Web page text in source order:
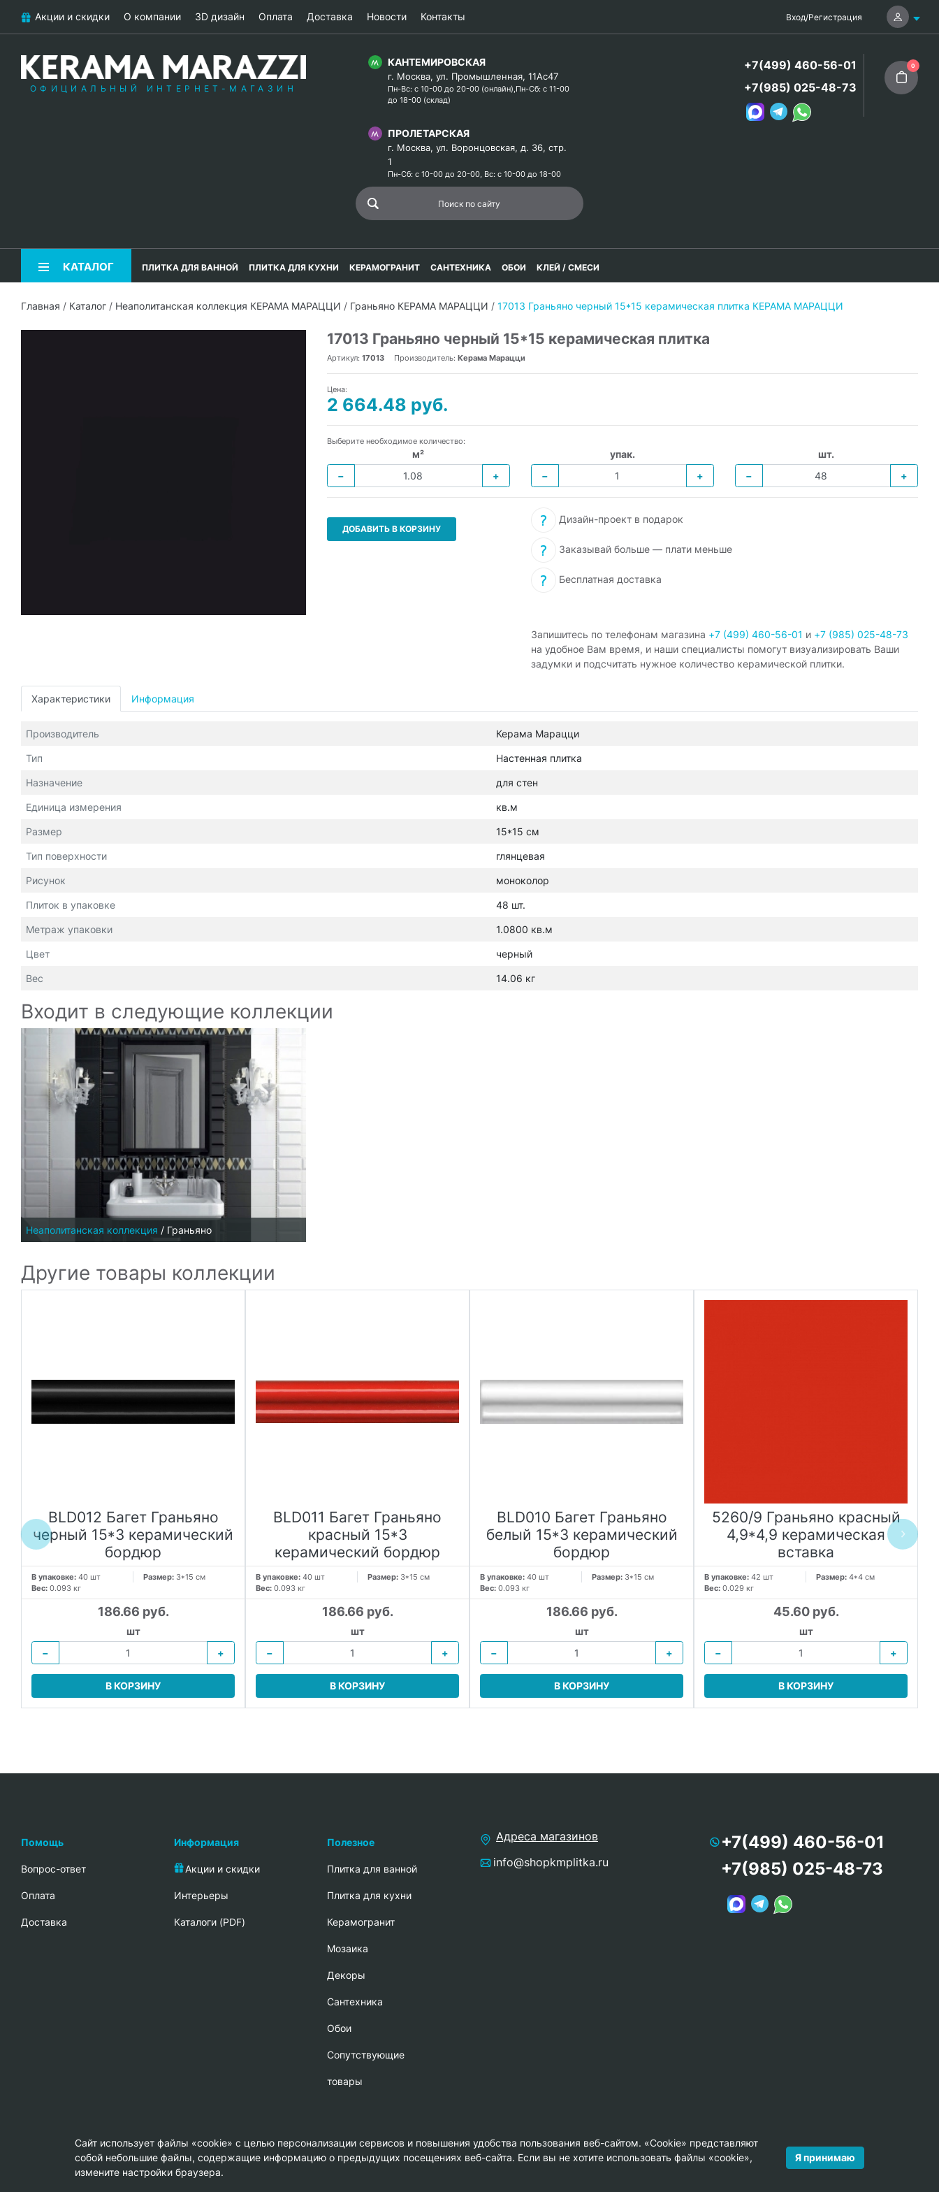
Акции и скидки О компании 3D дизайн Оплата Доставка Новости Контакты Вход/Регистрация
ОФИЦИАЛЬНЫЙ ИНТЕРНЕТ-МАГАЗИН
КАНТЕМИРОВСКАЯ
г. Москва, ул. Промышленная, 11Ас47
Пн-Вс: с 10-00 до 20-00 (онлайн),Пн-Сб: с 11-00
до 18-00 (склад)
ПРОЛЕТАРСКАЯ
г. Москва, ул. Воронцовская, д. 36, стр.
1
Пн-Сб: с 10-00 до 20-00, Вс: с 10-00 до 18-00
+7(499) 460-56-01
+7(985) 025-48-73
0
КАТАЛОГ ПЛИТКА ДЛЯ ВАННОЙ ПЛИТКА ДЛЯ КУХНИ КЕРАМОГРАНИТ САНТЕХНИКА ОБОИ КЛЕЙ / СМЕСИ
Главная / Каталог / Неаполитанская коллекция КЕРАМА МАРАЦЦИ / Граньяно КЕРАМА МАРАЦЦИ / 17013 Граньяно черный 15*15 керамическая плитка КЕРАМА МАРАЦЦИ
17013 Граньяно черный 15*15 керамическая плитка
Артикул: 17013 Производитель: Керама Марацци
Цена:
2 664.48 руб.
Выберите необходимое количество:
м²
−
+
упак.
−
+
шт.
−
+
ДОБАВИТЬ В КОРЗИНУ
Дизайн-проект в подарок
Заказывай больше — плати меньше
Бесплатная доставка
Запишитесь по телефонам магазина +7 (499) 460-56-01 и +7 (985) 025-48-73
на удобное Вам время, и наши специалисты помогут визуализировать Ваши
задумки и подсчитать нужное количество керамической плитки.
Характеристики Информация
Производитель Керама Марацци
Тип Настенная плитка
Назначение для стен
Единица измерения кв.м
Размер 15*15 см
Тип поверхности глянцевая
Рисунок моноколор
Плиток в упаковке 48 шт.
Метраж упаковки 1.0800 кв.м
Цвет черный
Вес 14.06 кг
Входит в следующие коллекции
Неаполитанская коллекция / Граньяно
Другие товары коллекции
BLD012 Багет Граньяно
черный 15*3 керамический
бордюр
В упаковке: 40 шт Размер: 3*15 см
Вес: 0.093 кг
186.66 руб.
шт
−
+
В КОРЗИНУ
BLD011 Багет Граньяно
красный 15*3
керамический бордюр
В упаковке: 40 шт Размер: 3*15 см
Вес: 0.093 кг
186.66 руб.
шт
−
+
В КОРЗИНУ
BLD010 Багет Граньяно
белый 15*3 керамический
бордюр
В упаковке: 40 шт Размер: 3*15 см
Вес: 0.093 кг
186.66 руб.
шт
−
+
В КОРЗИНУ
5260/9 Граньяно красный
4,9*4,9 керамическая
вставка
В упаковке: 42 шт Размер: 4*4 см
Вес: 0.029 кг
45.60 руб.
шт
−
+
В КОРЗИНУ
Помощь
Вопрос-ответ
Oплата
Доставка
Информация
Акции и скидки
Интерьеры
Каталоги (PDF)
Полезное
Плитка для ванной
Плитка для кухни
Керамогранит
Мозаика
Декоры
Сантехника
Обои
Сопутствующие
товары
Адреса магазинов
info@shopkmplitka.ru
+7(499) 460-56-01
+7(985) 025-48-73
© Copyright 2013-2026 KERAMA MARAZZI, ООО «Гамма Керамика»
Сайт использует файлы «cookie» с целью персонализации сервисов и повышения удобства пользования веб-сайтом. «Cookie» представляют
собой небольшие файлы, содержащие информацию о предыдущих посещениях веб-сайта. Если вы не хотите использовать файлы «cookie»,
измените настройки браузера.
Я принимаю